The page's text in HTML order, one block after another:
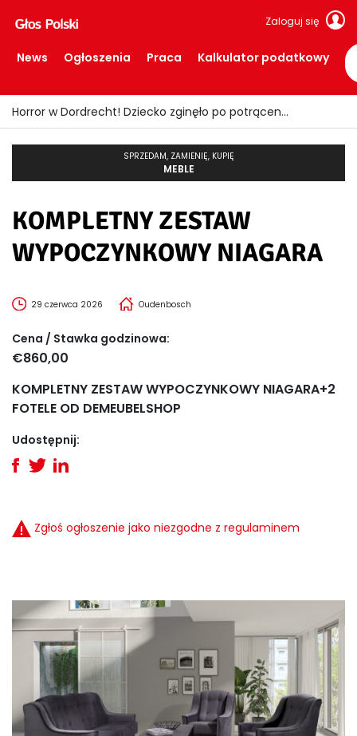
Zaloguj się
News Ogłoszenia Praca Kalkulator podatkowy
Horror w Dordrecht! Dziecko zginęło po potrąceniu przez busa
SPRZEDAM, ZAMIENIĘ, KUPIĘ
MEBLE
KOMPLETNY ZESTAW
WYPOCZYNKOWY NIAGARA
29 czerwca 2026 Oudenbosch
Cena / Stawka godzinowa:
€860,00
KOMPLETNY ZESTAW WYPOCZYNKOWY NIAGARA+2
FOTELE OD DEMEUBELSHOP
Udostępnij:
Zgłoś ogłoszenie jako niezgodne z regulaminem